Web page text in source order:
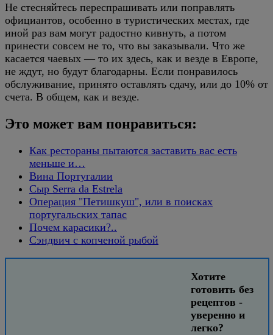
Не стесняйтесь переспрашивать или поправлять
официантов, особенно в туристических местах, где
иной раз вам могут радостно кивнуть, а потом
принести совсем не то, что вы заказывали. Что же
касается чаевых — то их здесь, как и везде в Европе,
не ждут, но будут благодарны. Если понравилось
обслуживание, принято оставлять сдачу, или до 10% от
счета. В общем, как и везде.
Это может вам понравиться:
Как рестораны пытаются заставить вас есть
меньше и…
Вина Португалии
Сыр Serra da Estrela
Операция "Петишкуш", или в поисках
португальских тапас
Почем карасики?..
Сэндвич с копченой рыбой
Хотите
готовить без
рецептов -
уверенно и
легко?